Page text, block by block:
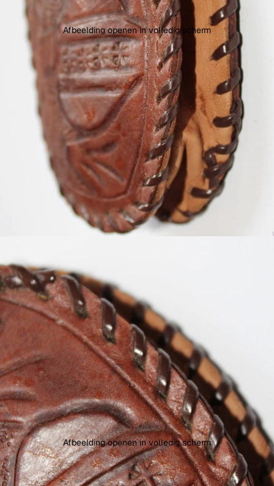
Afbeelding openen in volledig scherm
Afbeelding openen in volledig scherm